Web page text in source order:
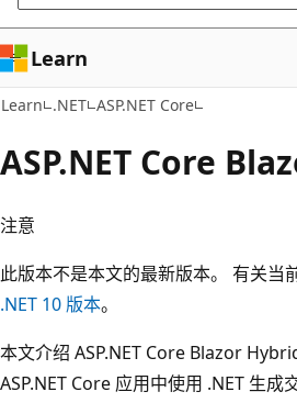
Learn
Learn .NET ASP.NET Core
ASP.NET Core
注意
此版本不是本文的最新版本。 有关当
.NET 10 版本。
本文介绍 ASP.NET Core Blazor
ASP.NET Core 应用中使用 .NET 生成